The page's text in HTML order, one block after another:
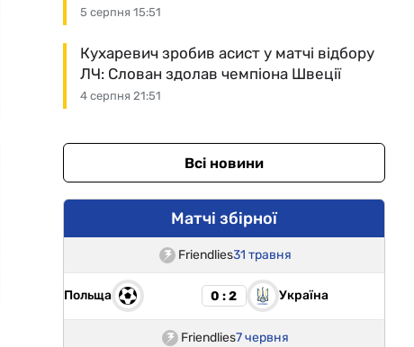
5 серпня 15:51
4 серпня 21:51
Кухаревич зробив асист у матчі відбору
ЛЧ: Слован здолав чемпіона Швеції
Всі новини
Матчі збірної
Friendlies31 травня
Польща 0 : 2 Україна
Friendlies7 червня